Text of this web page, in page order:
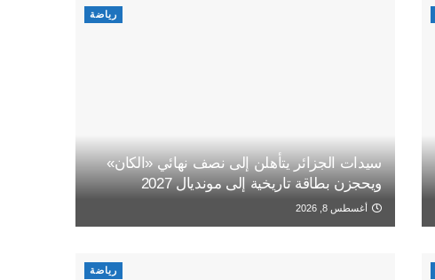
رياضة
سيدات الجزائر يتأهلن إلى نصف نهائي «الكان»
ويحجزن بطاقة تاريخية إلى مونديال 2027
أغسطس 8, 2026
رياضة